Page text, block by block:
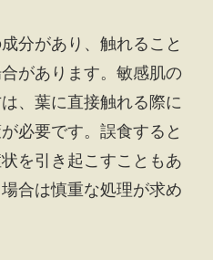
分があり、触れること
があります。敏感肌の
、葉に直接触れる際に
必要です。誤食すると
を引き起こすこともあ
合は慎重な処理が求め